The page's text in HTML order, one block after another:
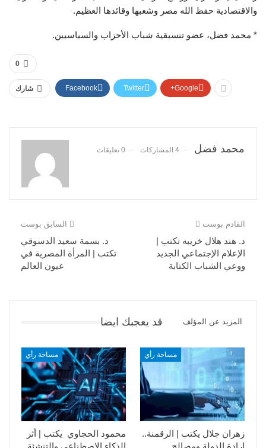
والاقتصادية حفظ الله مصر وشعبها وقائدها العظيم.
* محمد فضل، عضو تنسيقية شباب الأحزاب والسياسيين.
0
شارك Facebook Twitter Google+
محمد فضل 4 المشاركات 0 تعليقات
السابق بوست
د. بسمة سعيد الدسوقي
تكتب | المرأة المصرية في
عيون العالم
القادم بوست
د. هند هلال خريبه تكتب |
الإعلام الإجتماعي الجديد
ووعي الشباب الكتابة
قد يعجبك ايضا المزيد عن المؤلف
مساحة رأي
محمود الحجاوي يكتب | أثر
الذكاء الاصطناعي والتنشئة
مساحة رأي
زهران جلال يكتب | الرقمنة..
إرادة الدولة ومصالح